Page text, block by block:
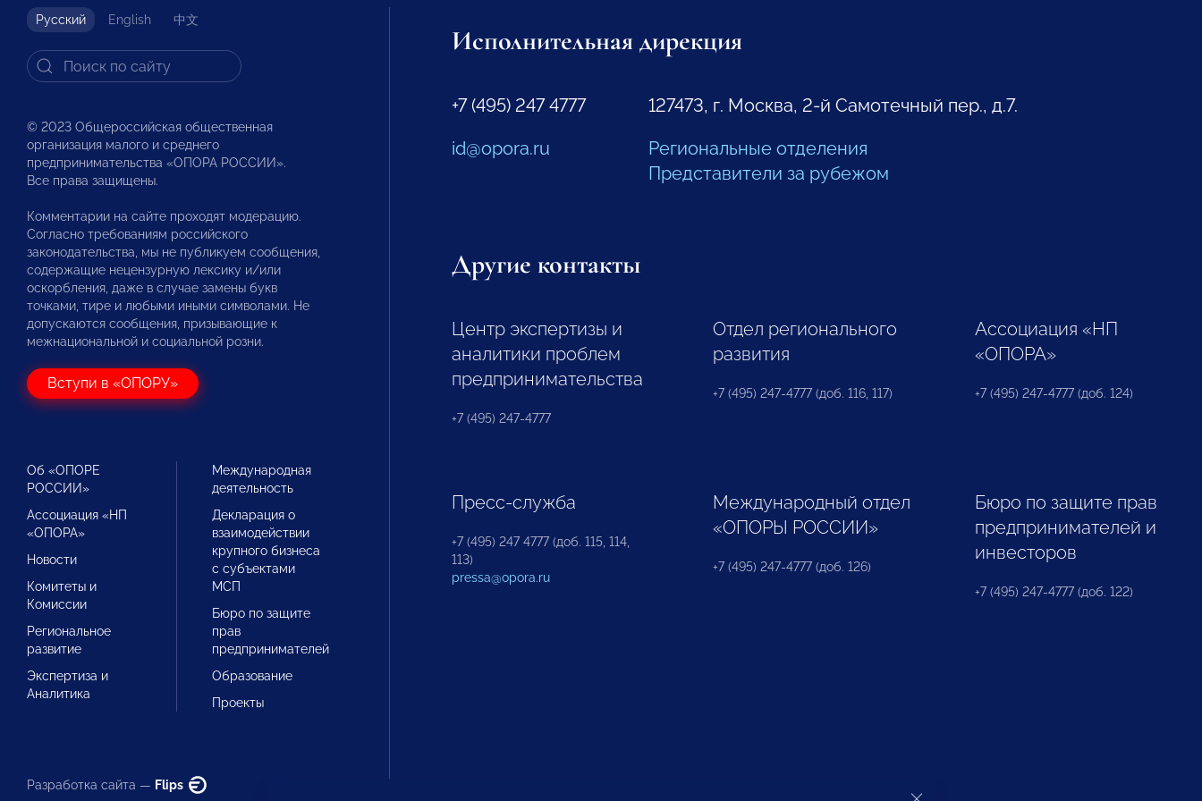
Русский English 中文
© 2023 Общероссийская общественная
организация малого и среднего
предпринимательства «ОПОРА РОССИИ».
Все права защищены.
Комментарии на сайте проходят модерацию.
Согласно требованиям российского
законодательства, мы не публикуем сообщения,
содержащие нецензурную лексику и/или
оскорбления, даже в случае замены букв
точками, тире и любыми иными символами. Не
допускаются сообщения, призывающие к
межнациональной и социальной розни.
Вступи в «ОПОРУ»
Об «ОПОРЕ
РОССИИ»
Ассоциация «НП
«ОПОРА»
Новости
Комитеты и
Комиссии
Региональное
развитие
Экспертиза и
Аналитика
Международная
деятельность
Декларация о
взаимодействии
крупного бизнеса
с субъектами
МСП
Бюро по защите
прав
предпринимателей
Образование
Проекты
Разработка сайта — Flips
Исполнительная дирекция
+7 (495) 247 4777
id@opora.ru
127473, г. Москва, 2-й Самотечный пер., д.7.
Региональные отделения
Представители за рубежом
Другие контакты
Центр экспертизы и
аналитики проблем
предпринимательства
+7 (495) 247-4777
Отдел регионального
развития
+7 (495) 247-4777 (доб. 116, 117)
Ассоциация «НП
«ОПОРА»
+7 (495) 247-4777 (доб. 124)
Пресс-служба
+7 (495) 247 4777 (доб. 115, 114,
113)
pressa@opora.ru
Международный отдел
«ОПОРЫ РОССИИ»
+7 (495) 247-4777 (доб. 126)
Бюро по защите прав
предпринимателей и
инвесторов
+7 (495) 247-4777 (доб. 122)